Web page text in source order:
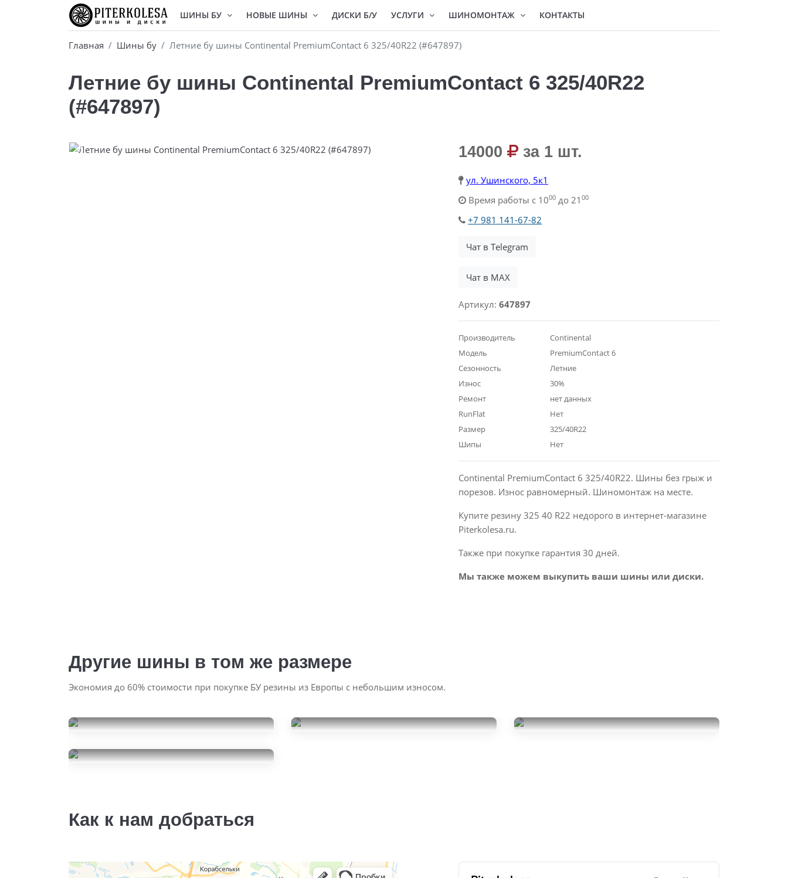
ШИНЫ БУ НОВЫЕ ШИНЫ ДИСКИ Б/У УСЛУГИ ШИНОМОНТАЖ КОНТАКТЫ
Главная Шины бу Летние бу шины Continental PremiumContact 6 325/40R22 (#647897)
Летние бу шины Continental PremiumContact 6 325/40R22
(#647897)
14000 за 1 шт.
ул. Ушинского, 5к1
Время работы с 1000до 21 00
+7 981 141-67-82
Чат в Telegram
Чат в MAX
Артикул: 647897
Производитель
Continental
Модель
PremiumContact 6
Сезонность
Летние
Износ
30%
Ремонт
нет данных
RunFlat
Нет
Размер
325/40R22
Шипы
Нет
Continental PremiumContact 6 325/40R22. Шины без грыж и
порезов. Износ равномерный. Шиномонтаж на месте.
Купите резину 325 40 R22 недорого в интернет-магазине
Piterkolesa.ru.
Также при покупке гарантия 30 дней.
Мы также можем выкупить ваши шины или диски.
Другие шины в том же размере
Экономия до 60% стоимости при покупке БУ резины из Европы с небольшим износом.
PremiumContact 6
Как к нам добраться